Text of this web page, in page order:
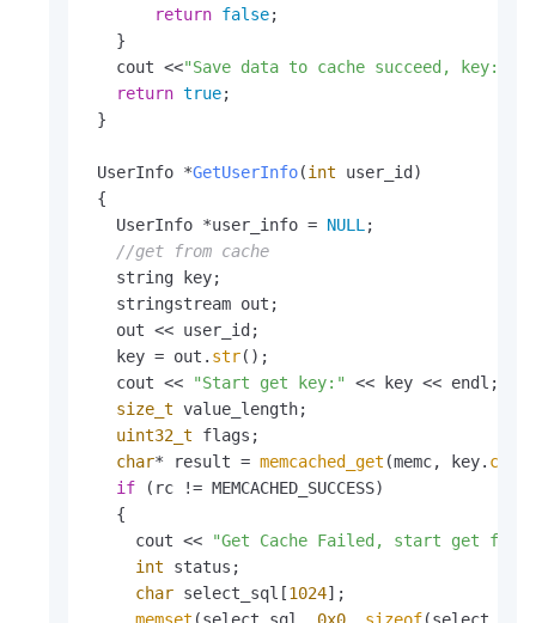
return false;
   }
   cout <<
"Save data to cache succeed, key: "
return true;
}
UserInfo *GetUserInfo(int user_id)
{
   UserInfo *user_info =
NULL ;
//get from cache
   string key;
   stringstream out;
   out << user_id;
   key = out.
str();
   cout <<
"Start get key:"
<< key << endl;
size_t value_length;
uint32_t flags;
char* result = memcached_get (memc, key. c_str
if (rc != MEMCACHED_SUCCESS)
   {
     cout <<
"Get Cache Failed, start get from
int status;
char select_sql[1024];